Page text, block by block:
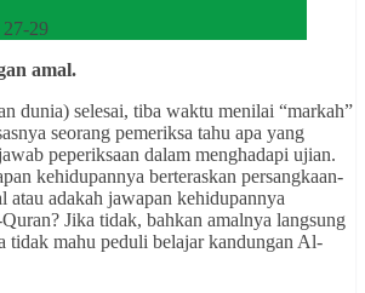
29
amal.
dunia) selesai, tiba waktu menilai “markah”
seorang pemeriksa tahu apa yang
peperiksaan dalam menghadapi ujian.
kehidupannya berteraskan persangkaan-
atau adakah jawapan kehidupannya
Jika tidak, bahkan amalnya langsung
tidak mahu peduli belajar kandungan Al-